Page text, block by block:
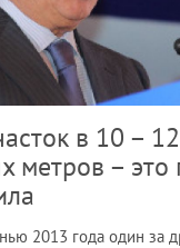
в 10 –
метров – это
2013 года один за